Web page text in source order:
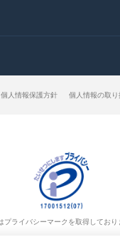
個人情報保護方針 個人情報の取
プライバシーマークを取得しており